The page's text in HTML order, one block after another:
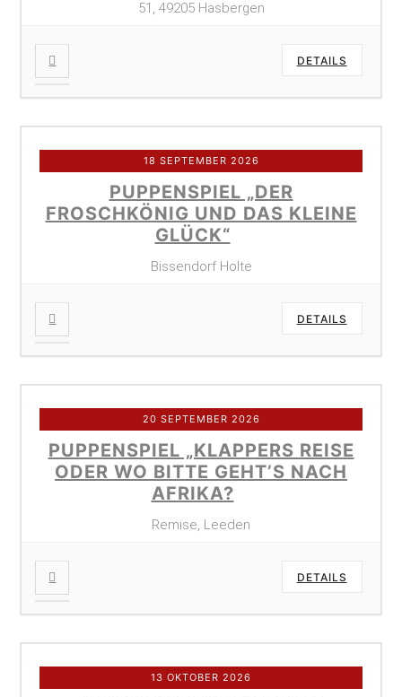
51, 49205 Hasbergen
DETAILS
18 SEPTEMBER 2026
PUPPENSPIEL „DER
FROSCHKÖNIG UND DAS KLEINE
GLÜCK“
Bissendorf Holte
DETAILS
20 SEPTEMBER 2026
PUPPENSPIEL „KLAPPERS REISE
ODER WO BITTE GEHT’S NACH
AFRIKA?
Remise, Leeden
DETAILS
13 OKTOBER 2026